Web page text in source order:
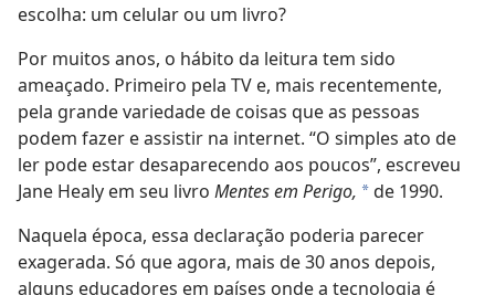
escolha: um celular ou um livro?
Por muitos anos, o hábito da leitura tem sido
ameaçado. Primeiro pela TV e, mais recentemente,
pela grande variedade de coisas que as pessoas
podem fazer e assistir na internet. “O simples ato de
ler pode estar desaparecendo aos poucos”, escreveu
Jane Healy em seu livro Mentes em Perigo, ade 1990.
Naquela época, essa declaração poderia parecer
exagerada. Só que agora, mais de 30 anos depois,
alguns educadores em países onde a tecnologia é